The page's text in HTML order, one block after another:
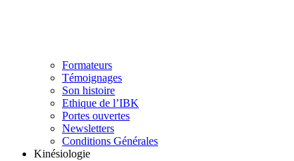
Formateurs
Témoignages
Son histoire
Ethique de l’IBK
Portes ouvertes
Newsletters
Conditions Générales
Kinésiologie